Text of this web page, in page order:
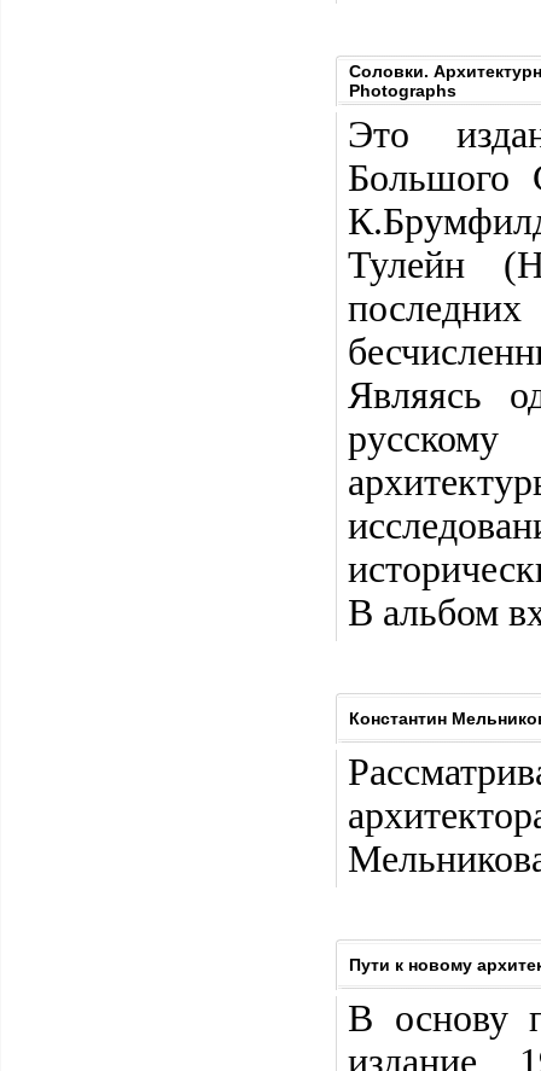
Соловки.
Photographs
Это
Большого
Тулейн
Являясь
В альбом
Константин
Пути к новому
В основу
издание